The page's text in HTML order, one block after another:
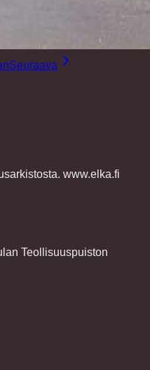
Seuraava
www.elka.fi
Teollisuuspuiston